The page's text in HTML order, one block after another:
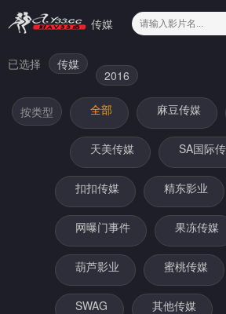
传媒
已选择 传媒
2016
按类型 全部 麻豆传媒
天美传媒 SA国际
扣扣传媒 精东影业
网曝门事件 果冻传媒
葫芦影业 蜜桃传媒
SWAG 其他传媒